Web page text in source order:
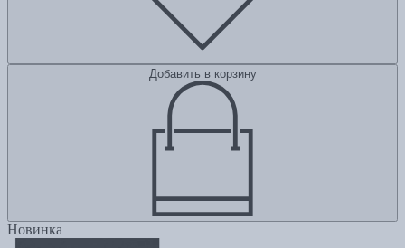
Добавить в корзину
Новинка